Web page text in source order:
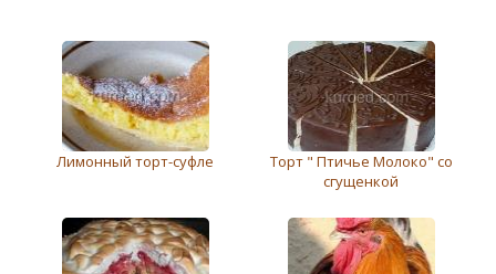
Лимонный торт-суфле
Торт " Птичье Молоко" со
сгущенкой